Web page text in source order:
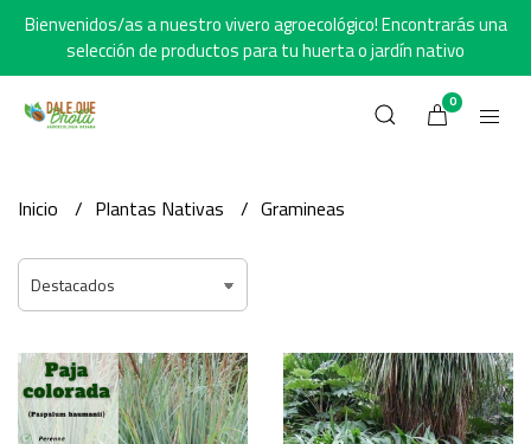
Bienvenidos/as a nuestro vivero agroecológico! Encontrarás una
selección de productos para tu huerta o jardín nativo
0
Inicio Plantas Nativas Gramineas